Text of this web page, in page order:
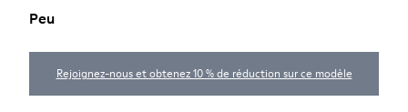
Peu
Rejoignez-nous et obtenez 10 % de réduction sur ce modèle